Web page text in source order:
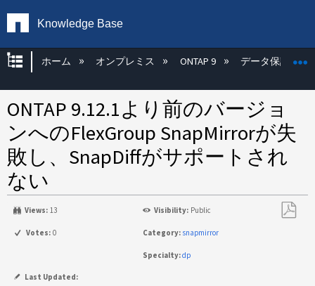
Knowledge Base
グローバル階層を展開/折りたたむ
ホーム オンプレミス ONTAP 9 データ保護
ONTAP 9.12.1より前のバージョ
ンへのFlexGroup SnapMirrorが失
敗し、SnapDiffがサポートされ
ない
Views: 13 Visibility: Public
Votes: 0 Category: snapmirror
Specialty:dp
Last Updated: